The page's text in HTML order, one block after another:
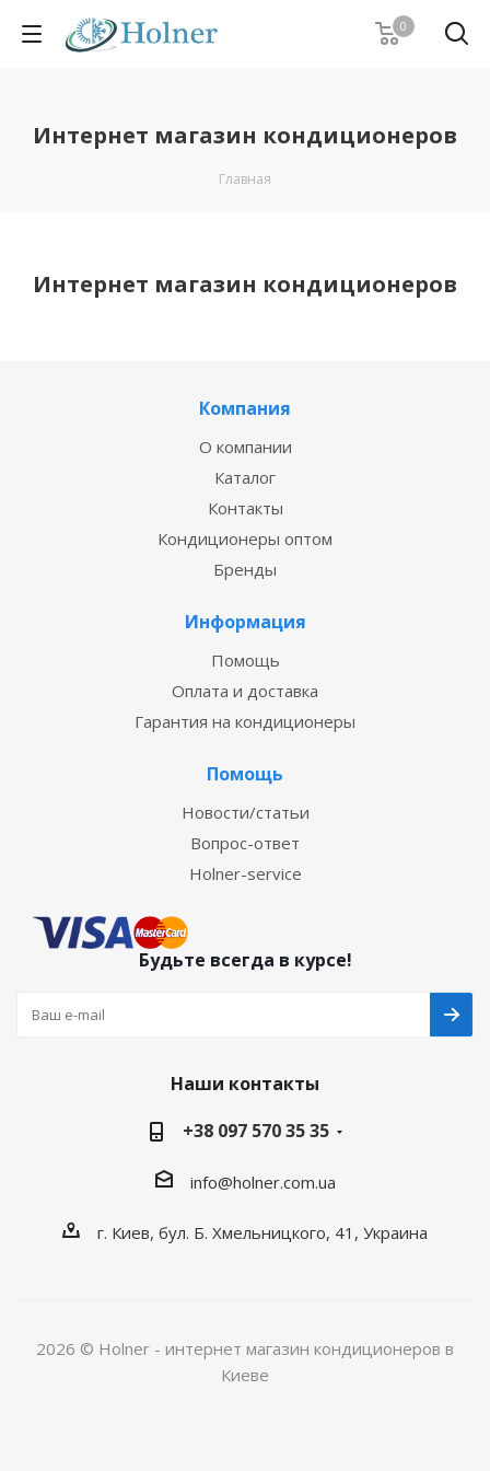
0
Интернет магазин кондиционеров
Главная
Интернет магазин кондиционеров
Компания
О компании
Каталог
Контакты
Кондиционеры оптом
Бренды
Информация
Помощь
Оплата и доставка
Гарантия на кондиционеры
Помощь
Новости/статьи
Вопрос-ответ
Holner-service
Будьте всегда в курсе!
Наши контакты
+38 097 570 35 35
info@holner.com.ua
г. Киев, бул. Б. Хмельницкого, 41, Украина
2026 © Holner - интернет магазин кондиционеров в
Киеве